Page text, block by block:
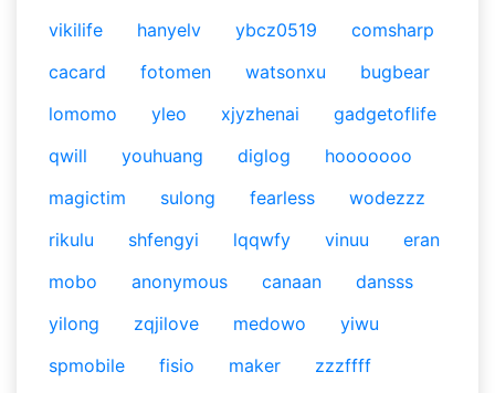
vikilife
hanyelv ybcz0519
comsharp
cacard
fotomen watsonxu
bugbear
lomomo
yleo xjyzhenai
gadgetoflife
qwill
youhuang diglog
hooooooo
magictim
sulong fearless
wodezzz
rikulu
shfengyi lqqwfy vinuu
eran
mobo
anonymous canaan
dansss
yilong
zqjilove medowo
yiwu
spmobile
fisio maker
zzzffff